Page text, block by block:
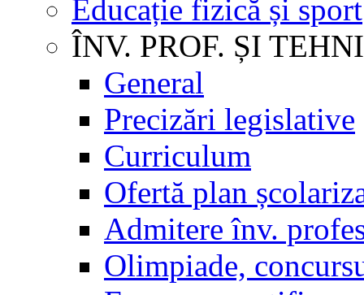
Educație fizică și sport
ÎNV. PROF. ȘI
General
Precizări legislative
Curriculum
Ofertă plan
Admitere înv.
Olimpiade,